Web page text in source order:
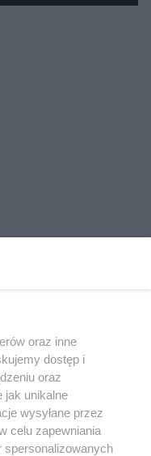
oraz inne
dostęp i
oraz
jak unikalne
wysyłane przez
celu zapewniania
spersonalizowanych